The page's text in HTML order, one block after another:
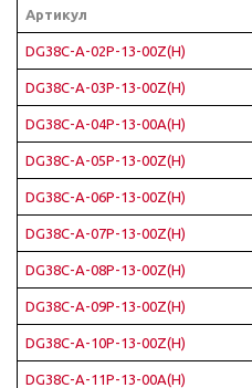
Артикул
DG38C-A-02P-13-00Z(H)
DG38C-A-03P-13-00Z(H)
DG38C-A-04P-13-00A(H)
DG38C-A-05P-13-00Z(H)
DG38C-A-06P-13-00Z(H)
DG38C-A-07P-13-00Z(H)
DG38C-A-08P-13-00Z(H)
DG38C-A-09P-13-00Z(H)
DG38C-A-10P-13-00Z(H)
DG38C-A-11P-13-00A(H)